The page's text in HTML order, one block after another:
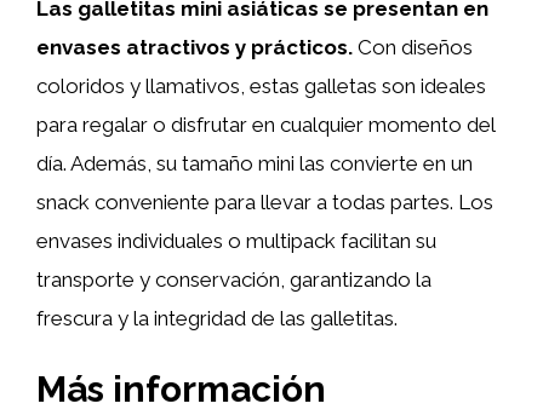
Las galletitas mini asiáticas se presentan en
envases atractivos y prácticos. Con diseños
coloridos y llamativos, estas galletas son ideales
para regalar o disfrutar en cualquier momento del
día. Además, su tamaño mini las convierte en un
snack conveniente para llevar a todas partes. Los
envases individuales o multipack facilitan su
transporte y conservación, garantizando la
frescura y la integridad de las galletitas.
Más información